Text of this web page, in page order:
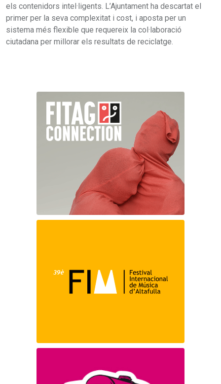
els contenidors intel·ligents. L’Ajuntament ha descartat el
primer per la seva complexitat i cost, i aposta per un
sistema més flexible que requereix la col·laboració
ciutadana per millorar els resultats de reciclatge.